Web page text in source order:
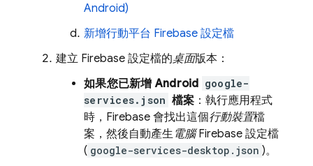
Android)
新增行動平台 Firebase 設定檔
建立 Firebase 設定檔的桌面版本：
如果您已新增 Android google-
services.json 檔案 ：執行應用程式
時，Firebase 會找出這個行動裝置檔
案，然後自動產生電腦Firebase 設定檔
( google-services-desktop.json )。